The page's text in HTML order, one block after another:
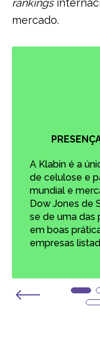
rankings
mercado.
A Klabin é a
de celulose e
mundial e
Dow Jones de
se de uma das
em boas
empresas